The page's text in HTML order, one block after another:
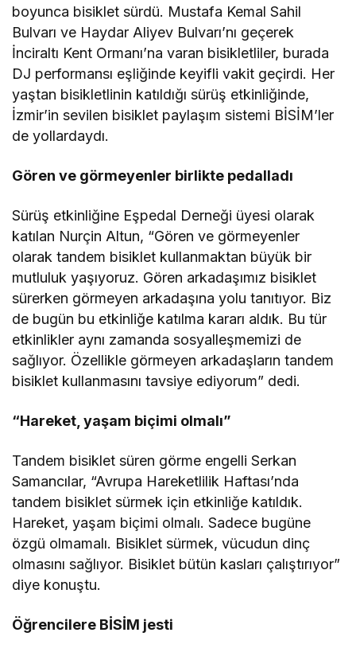
boyunca bisiklet sürdü. Mustafa Kemal Sahil
Bulvarı ve Haydar Aliyev Bulvarı’nı geçerek
İnciraltı Kent Ormanı’na varan bisikletliler, burada
DJ performansı eşliğinde keyifli vakit geçirdi. Her
yaştan bisikletlinin katıldığı sürüş etkinliğinde,
İzmir’in sevilen bisiklet paylaşım sistemi BİSİM’ler
de yollardaydı.
Gören ve görmeyenler birlikte pedalladı
Sürüş etkinliğine Eşpedal Derneği üyesi olarak
katılan Nurçin Altun, “Gören ve görmeyenler
olarak tandem bisiklet kullanmaktan büyük bir
mutluluk yaşıyoruz. Gören arkadaşımız bisiklet
sürerken görmeyen arkadaşına yolu tanıtıyor. Biz
de bugün bu etkinliğe katılma kararı aldık. Bu tür
etkinlikler aynı zamanda sosyalleşmemizi de
sağlıyor. Özellikle görmeyen arkadaşların tandem
bisiklet kullanmasını tavsiye ediyorum” dedi.
“Hareket, yaşam biçimi olmalı”
Tandem bisiklet süren görme engelli Serkan
Samancılar, “Avrupa Hareketlilik Haftası’nda
tandem bisiklet sürmek için etkinliğe katıldık.
Hareket, yaşam biçimi olmalı. Sadece bugüne
özgü olmamalı. Bisiklet sürmek, vücudun dinç
olmasını sağlıyor. Bisiklet bütün kasları çalıştırıyor”
diye konuştu.
Öğrencilere BİSİM jesti